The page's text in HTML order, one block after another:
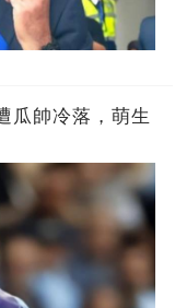
瓜帥冷落，萌生